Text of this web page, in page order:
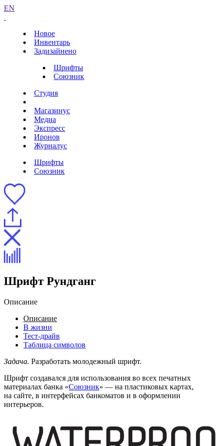
EN
Новое
Инвентарь
Задизайнено
Шрифты
Союзник
Студия
Магазинус
Медиа
Экспресс
Иронов
Журналус
Шрифты
Союзник
Шрифт Рундганг
Описание
Описание
В жизни
Тест-драйв
Таблица символов
Задача. Разработать молодежный шрифт.
Шрифт создавался для использования во всех печатных
материалах банка «Союзник» — на пластиковых картах,
на сайте, в интерфейсах банкоматов и в оформлении
интерьеров.